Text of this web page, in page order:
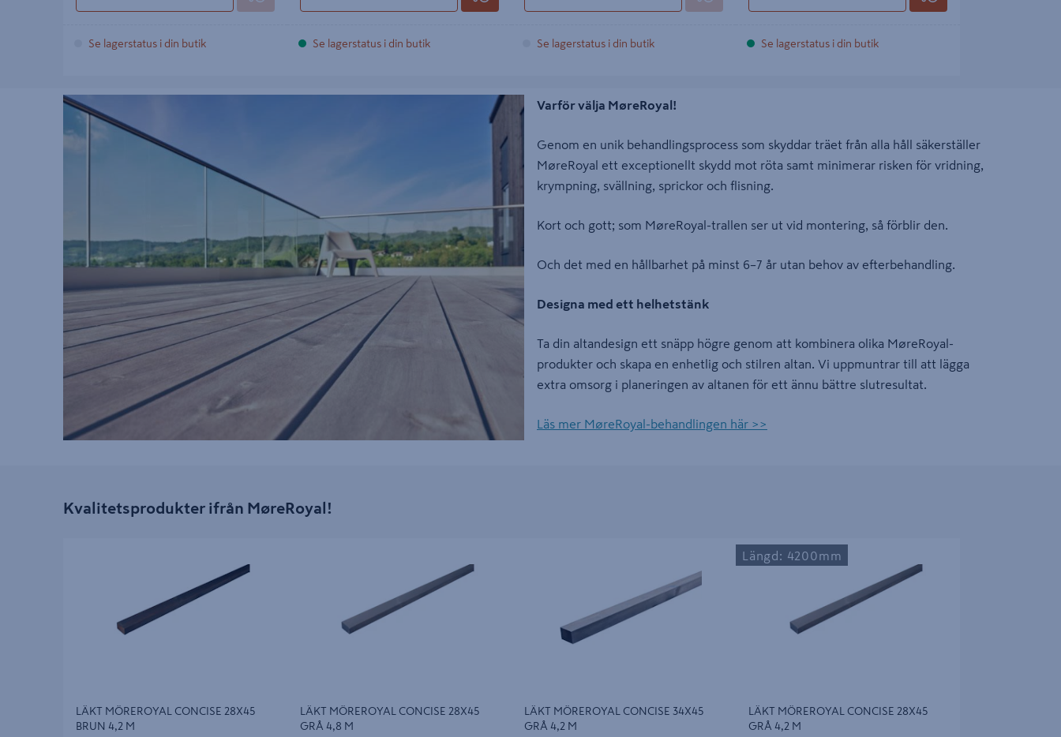
Se lagerstatus i din butik Se lagerstatus i din butik Se lagerstatus i din butik Se lagerstatus i din butik
Varför välja MøreRoyal!
Genom en unik behandlingsprocess som skyddar träet från alla håll säkerställer
MøreRoyal ett exceptionellt skydd mot röta samt minimerar risken för vridning,
krympning, svällning, sprickor och flisning.
Kort och gott; som MøreRoyal-trallen ser ut vid montering, så förblir den.
Och det med en hållbarhet på minst 6–7 år utan behov av efterbehandling.
Designa med ett helhetstänk
Ta din altandesign ett snäpp högre genom att kombinera olika MøreRoyal-
produkter och skapa en enhetlig och stilren altan. Vi uppmuntrar till att lägga
extra omsorg i planeringen av altanen för ett ännu bättre slutresultat.
Läs mer MøreRoyal-behandlingen här >>
Kvalitetsprodukter ifrån MøreRoyal!
LÄKT MÖREROYAL CONCISE 28X45
BRUN 4,2 M
LÄKT MÖREROYAL CONCISE 28X45
GRÅ 4,8 M
LÄKT MÖREROYAL CONCISE 34X45
GRÅ 4,2 M
LÄKT MÖREROYAL CONCISE 28X45 GRÅ 4,2
M
LÄKT MÖREROYAL CONCISE 28X45
GRÅ 4,2 M
Längd: 4200mm